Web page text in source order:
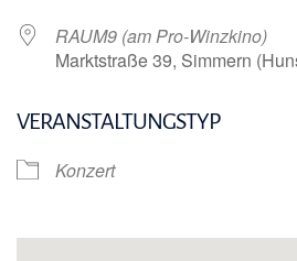
RAUM9 (am Pro-Winzkino)
Marktstraße 39, Simmern
VERANSTALTUNGSTYP
Konzert